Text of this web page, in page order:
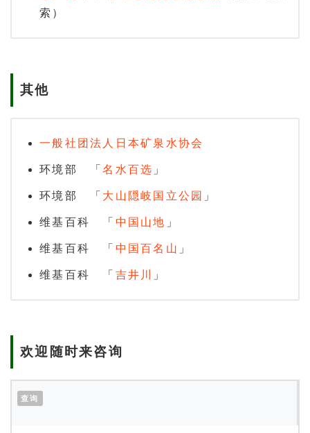
索）
其他
一般社团法人日本矿泉水协会
环境部 「名水百选 」
环境部 「 大山隠岐国立公园 」
维基百科 「 中国山地 」
维基百科 「 中国百名山 」
维基百科 「 吉井川 」
欢迎随时来咨询
查询